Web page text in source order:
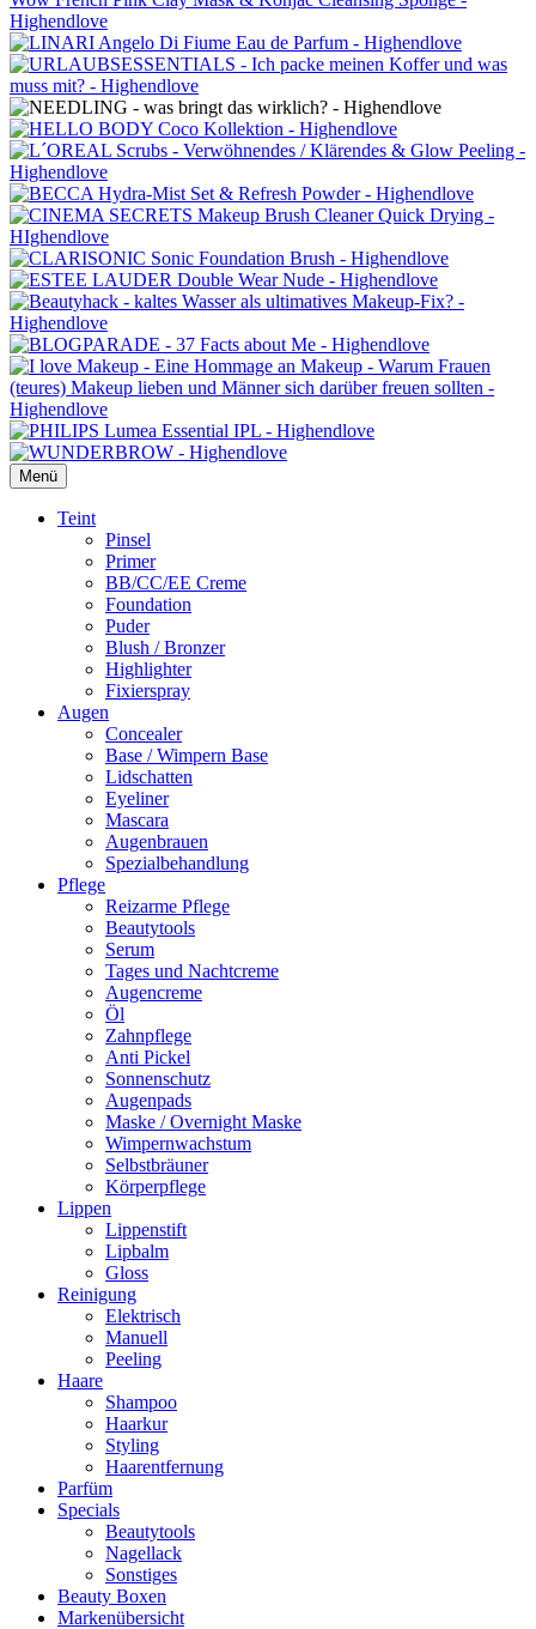
Menü
Primäres
Teint
Pinsel
Primer
BB/CC/EE Creme
Foundation
Puder
Blush / Bronzer
Highlighter
Fixierspray
Augen
Concealer
Base / Wimpern Base
Lidschatten
Eyeliner
Mascara
Augenbrauen
Spezialbehandlung
Pflege
Reizarme Pflege
Beautytools
Serum
Tages und Nachtcreme
Augencreme
Öl
Zahnpflege
Anti Pickel
Sonnenschutz
Augenpads
Maske / Overnight Maske
Wimpernwachstum
Selbstbräuner
Körperpflege
Lippen
Lippenstift
Lipbalm
Gloss
Reinigung
Elektrisch
Manuell
Peeling
Haare
Shampoo
Haarkur
Styling
Haarentfernung
Parfüm
Specials
Beautytools
Nagellack
Sonstiges
Beauty Boxen
Markenübersicht